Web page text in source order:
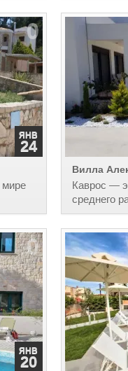
0
ЯНВ
24
мире
Вилла
Каврос —
среднего
0
ЯНВ
20